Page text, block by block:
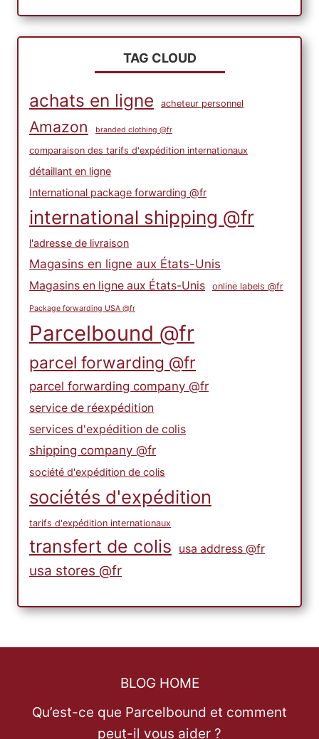
TAG CLOUD
achats en ligne acheteur personnel
Amazon branded clothing @fr
comparaison des tarifs d'expédition internationaux
détaillant en ligne
International package forwarding @fr
international shipping @fr
l'adresse de livraison
Magasins en ligne aux États-Unis
Magasins en ligne aux États-Unis online labels @fr
Package forwarding USA @fr
Parcelbound @fr
parcel forwarding @fr
parcel forwarding company @fr
service de réexpédition
services d'expédition de colis
shipping company @fr
société d'expédition de colis
sociétés d'expédition
tarifs d'expédition internationaux
transfert de colis usa address @fr
usa stores @fr
BLOG HOME
Qu’est-ce que Parcelbound et comment
peut-il vous aider ?